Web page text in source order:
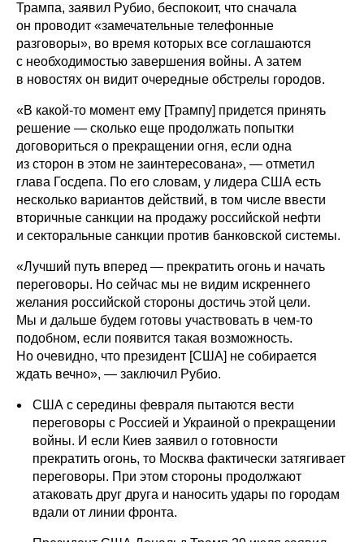
Трампа, заявил Рубио, беспокоит, что сначала
он проводит «замечательные телефонные
разговоры», во время которых все соглашаются
с необходимостью завершения войны. А затем
в новостях он видит очередные обстрелы городов.
«В какой-то момент ему [Трампу] придется принять
решение — сколько еще продолжать попытки
договориться о прекращении огня, если одна
из сторон в этом не заинтересована», — отметил
глава Госдепа. По его словам, у лидера США есть
несколько вариантов действий, в том числе ввести
вторичные санкции на продажу российской нефти
и секторальные санкции против банковской системы.
«Лучший путь вперед — прекратить огонь и начать
переговоры. Но сейчас мы не видим искреннего
желания российской стороны достичь этой цели.
Мы и дальше будем готовы участвовать в чем-то
подобном, если появится такая возможность.
Но очевидно, что президент [США] не собирается
ждать вечно», — заключил Рубио.
США с середины февраля пытаются вести
переговоры с Россией и Украиной о прекращении
войны. И если Киев заявил о готовности
прекратить огонь, то Москва фактически затягивает
переговоры. При этом стороны продолжают
атаковать друг друга и наносить удары по городам
вдали от линии фронта.